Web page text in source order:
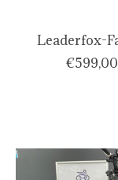
Leaderfox-
€599,00